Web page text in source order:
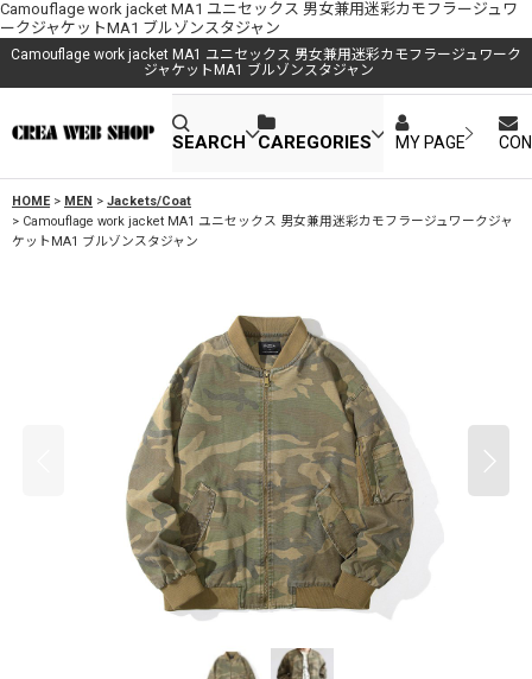
Camouflage work jacket MA1 ユニセックス 男女兼用迷彩カモフラージュワ
ークジャケットMA1 ブルゾンスタジャン
Camouflage work jacket MA1 ユニセックス 男女兼用迷彩カモフラージュワーク
ジャケットMA1 ブルゾンスタジャン
SEARCH CAREGORIES MY PAGE
HOME > MEN > Jackets/Coat
> Camouflage work jacket MA1 ユニセックス 男女兼用迷彩カモフラージュワークジャ
ケットMA1 ブルゾンスタジャン